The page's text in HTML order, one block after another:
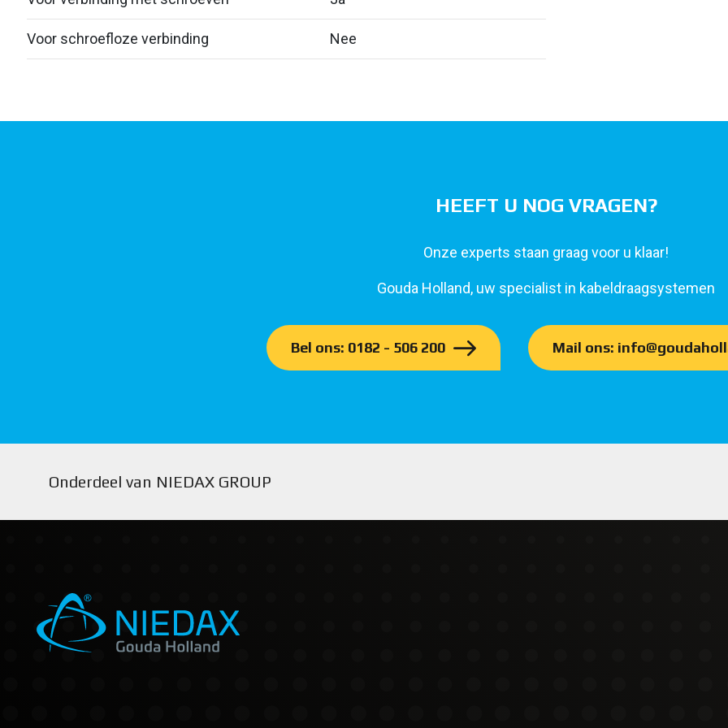
Voor schroefloze verbinding Nee
HEEFT U NOG VRAGEN?
Onze experts staan graag voor u klaar!
Gouda Holland, uw specialist in kabeldraagsystemen
Bel ons: 0182 - 506 200 Mail ons:
Onderdeel van NIEDAX GROUP